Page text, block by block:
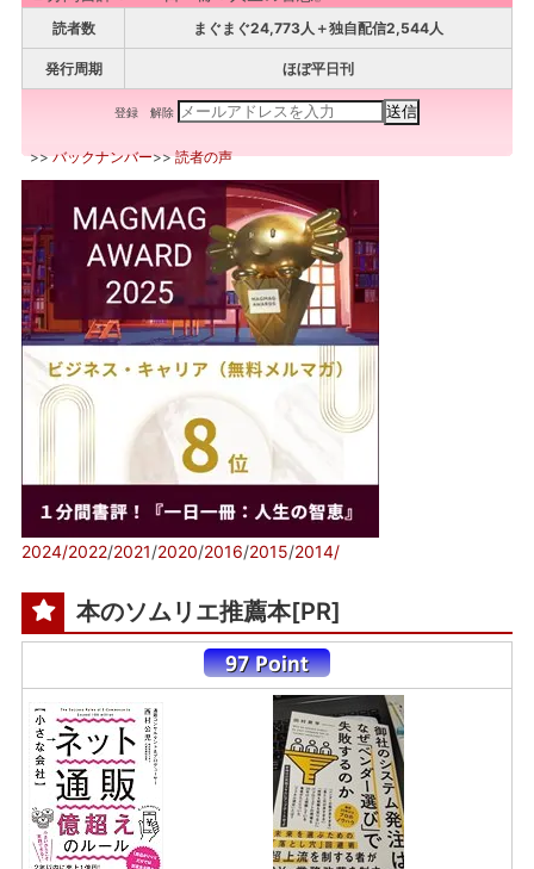
読者数 まぐまぐ24,773人＋独自配信2,544人
発行周期 ほぼ平日刊
登録 解除
>>バックナンバー>>読者の声
2024/2022/2021/2020/2016/2015/2014/
本のソムリエ推薦本[PR]